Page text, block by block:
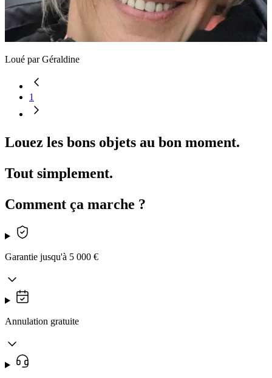
Loué parGéraldine
1
Louez les bons objets au bon moment.
Tout simplement.
Comment ça marche ?
Garantie jusqu'à 5 000 €
Annulation gratuite